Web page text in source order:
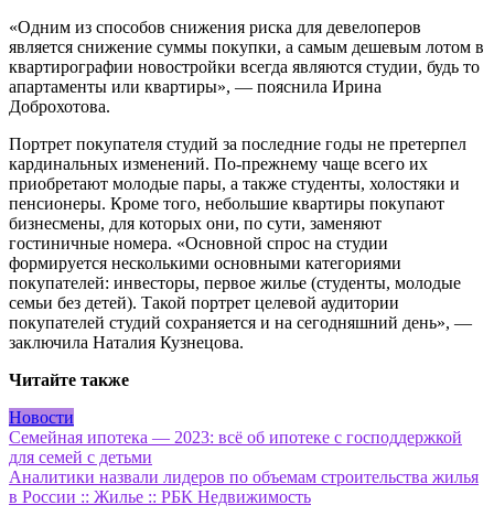
«Одним из способов снижения риска для девелоперов
является снижение суммы покупки, а самым дешевым лотом в
квартирографии новостройки всегда являются студии, будь то
апартаменты или квартиры», — пояснила Ирина
Доброхотова.
Портрет покупателя студий за последние годы не претерпел
кардинальных изменений. По-прежнему чаще всего их
приобретают молодые пары, а также студенты, холостяки и
пенсионеры. Кроме того, небольшие квартиры покупают
бизнесмены, для которых они, по сути, заменяют
гостиничные номера. «Основной спрос на студии
формируется несколькими основными категориями
покупателей: инвесторы, первое жилье (студенты, молодые
семьи без детей). Такой портрет целевой аудитории
покупателей студий сохраняется и на сегодняшний день», —
заключила Наталия Кузнецова.
Читайте также
Новости
Навигация
по
записям
Семейная ипотека — 2023: всё об ипотеке с господдержкой
для семей с детьми
Аналитики назвали лидеров по объемам строительства жилья
в России :: Жилье :: РБК Недвижимость